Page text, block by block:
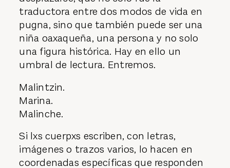
traductora entre dos modos de vida en
pugna, sino que también puede ser una
niña oaxaqueña, una persona y no solo
una figura histórica. Hay en ello un
umbral de lectura. Entremos.
Malintzin.
Marina.
Malinche.
Si lxs cuerpxs escriben, con letras,
imágenes o trazos varios, lo hacen en
coordenadas específicas que responden